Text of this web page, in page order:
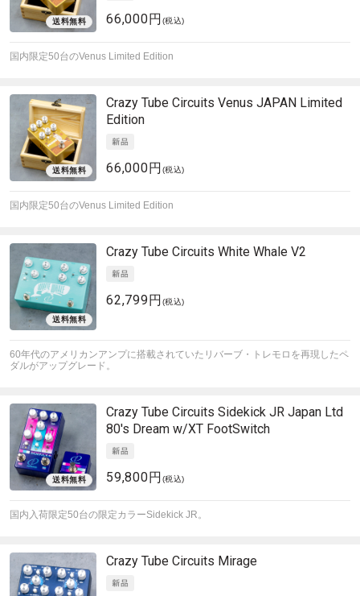
66,000円 (税込)
国内限定50台のVenus Limited Edition
Crazy Tube Circuits Venus JAPAN Limited
Edition
66,000円 (税込)
国内限定50台のVenus Limited Edition
Crazy Tube Circuits White Whale V2
62,799円 (税込)
60年代のアメリカンアンプに搭載されていたリバーブ・トレモロを再現したペ
ダルがアップグレード。
Crazy Tube Circuits Sidekick JR Japan Ltd
80's Dream w/XT FootSwitch
59,800円 (税込)
国内入荷限定50台の限定カラーSidekick JR。
Crazy Tube Circuits Mirage